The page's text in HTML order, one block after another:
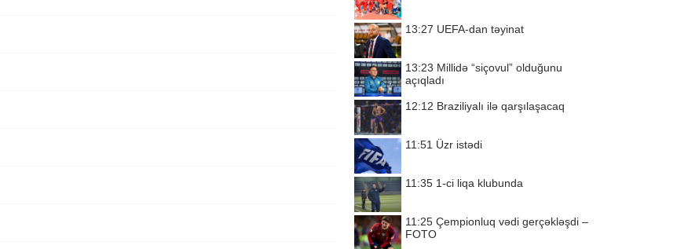
13:27 UEFA-dan təyinat
13:23 Millidə “siçovul” olduğunu
açıqladı
12:12 Braziliyalı ilə qarşılaşacaq
11:51 Üzr istədi
11:35 1-ci liqa klubunda
11:25 Çempionluq vədi gerçəkləşdi –
FOTO